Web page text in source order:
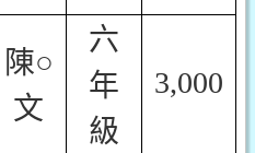
陳○
文
六
年
級
3,000